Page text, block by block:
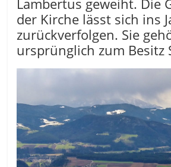
Lambertus geweiht. Die
der Kirche lässt sich ins
zurückverfolgen. Sie
ursprünglich zum Besitz